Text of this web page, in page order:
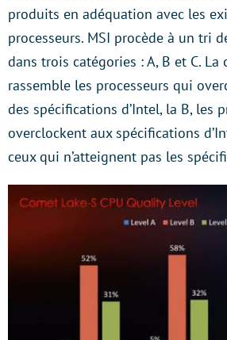
produits en adéquation avec les
processeurs. MSI procède à un tri
dans trois catégories : A, B et C. La
rassemble les processeurs qui
des spécifications d’Intel, la B, les
overclockent aux spécifications
ceux qui n’atteignent pas les